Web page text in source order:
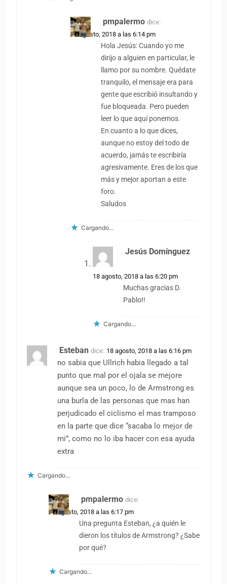
pmpalermo dice:
18 agosto, 2018 a las 6:14 pm
Hola Jesús: Cuando yo me
dirijo a alguien en particular, le
llamo por su nombre. Quédate
tranquilo, el mensaje era para
gente que escribió insultando y
fue bloqueada. Pero pueden
leer lo que aquí ponemos.
En cuanto a lo que dices,
aunque no estoy del todo de
acuerdo, jamás te escribiría
agresivamente. Eres de los que
más y mejor aportan a este
foro.
Saludos
Cargando...
Jesús Domínguez
dice:
18 agosto, 2018 a las 6:20 pm
Muchas gracias D.
Pablo!!
Cargando...
Esteban dice: 18 agosto, 2018 a las 6:16 pm
no sabia que Ullrich habia llegado a tal
punto que mal por el ojala se mejore
aunque sea un poco, lo de Armstrong es
una burla de las personas que mas han
perjudicado el ciclismo el mas tramposo
en la parte que dice “sacaba lo mejor de
mi”, como no lo iba hacer con esa ayuda
extra
Cargando...
pmpalermo dice:
18 agosto, 2018 a las 6:17 pm
Una pregunta Esteban, ¿a quién le
dieron los títulos de Armstrong? ¿Sabe
por qué?
Cargando...